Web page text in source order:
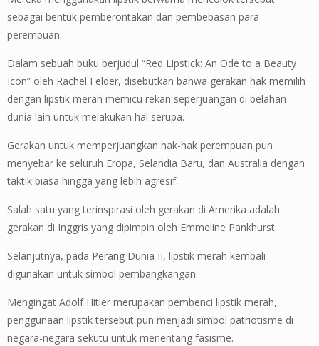
sebagai bentuk pemberontakan dan pembebasan para
perempuan.
Dalam sebuah buku berjudul “Red Lipstick: An Ode to a Beauty
Icon” oleh Rachel Felder, disebutkan bahwa gerakan hak memilih
dengan lipstik merah memicu rekan seperjuangan di belahan
dunia lain untuk melakukan hal serupa.
Gerakan untuk memperjuangkan hak-hak perempuan pun
menyebar ke seluruh Eropa, Selandia Baru, dan Australia dengan
taktik biasa hingga yang lebih agresif.
Salah satu yang terinspirasi oleh gerakan di Amerika adalah
gerakan di Inggris yang dipimpin oleh Emmeline Pankhurst.
Selanjutnya, pada Perang Dunia II, lipstik merah kembali
digunakan untuk simbol pembangkangan.
Mengingat Adolf Hitler merupakan pembenci lipstik merah,
penggunaan lipstik tersebut pun menjadi simbol patriotisme di
negara-negara sekutu untuk menentang fasisme.